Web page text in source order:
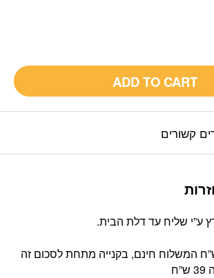
ADD TO CART
קשורים
ע”י שליח עד דלת הבית.
מעל 299 ש”ח המשלוח חינם, בקנייה מתחת לסכום זה